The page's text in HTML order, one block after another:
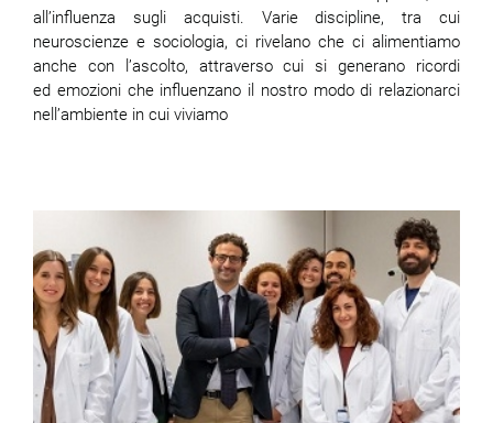
all’influenza sugli acquisti. Varie discipline, tra cui
neuroscienze e sociologia, ci rivelano che ci alimentiamo
anche con l’ascolto, attraverso cui si generano ricordi
ed emozioni che influenzano il nostro modo di relazionarci
nell’ambiente in cui viviamo